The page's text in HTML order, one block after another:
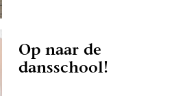
Op naar de
dansschool!